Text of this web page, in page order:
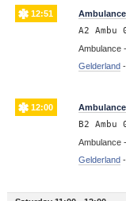
12:51
A2 Ambu
Ambulance -
Gelderland -
12:00
B2
Ambulance -
Gelderland -